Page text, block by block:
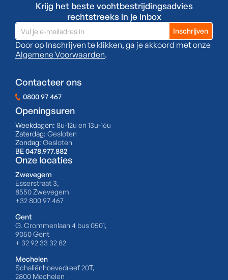
Krijg het beste vochtbestrijdingsadvies
rechtstreeks in je inbox
Door op Inschrijven te klikken, ga je akkoord met onze
Algemene Voorwaarden.
Contacteer ons
0800 97 467
Openingsuren
Weekdagen: 8u-12u en 13u-16u
Zaterdag: Gesloten
Zondag: Gesloten
BE 0478.977.882
Onze locaties
Zwevegem
Esserstraat 3,
8550 Zwevegem
+32 800 97 467
Gent
G. Crommenlaan 4 bus 0501,
9050 Gent
+ 32 92 33 32 82
Mechelen
Schaliënhoevedreef 20T,
2800 Mechelen